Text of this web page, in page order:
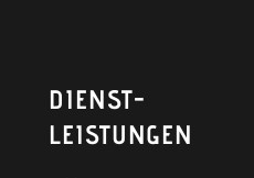
DIENST­
LEISTUNGEN